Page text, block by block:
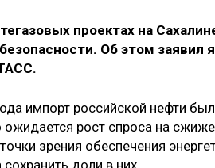
проектах на
Об этом заявил
импорт российской нефти
ожидается рост спроса на
зрения обеспечения
доли в них.